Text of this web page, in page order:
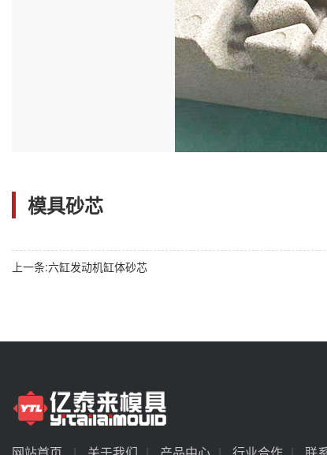
模具砂芯
上一条:六缸发动机缸体砂芯